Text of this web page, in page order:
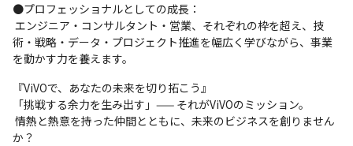
●プロフェッショナルとしての成長：
術・戦略・データ・プロジェクト推進を幅広く学びながら、事業
を動かす力を養えます。
『ViVOで、あなたの未来を切り拓こう』
「挑戦する余力を生み出す」—— それがViVOのミッション。
か？